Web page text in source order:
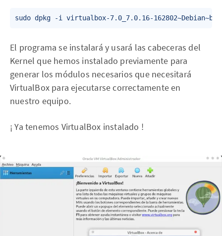
El programa se instalará y usará las cabeceras del
Kernel que hemos instalado previamente para
generar los módulos necesarios que necesitará
VirtualBox para ejecutarse correctamente en
nuestro equipo.
¡ Ya tenemos VirtualBox instalado !